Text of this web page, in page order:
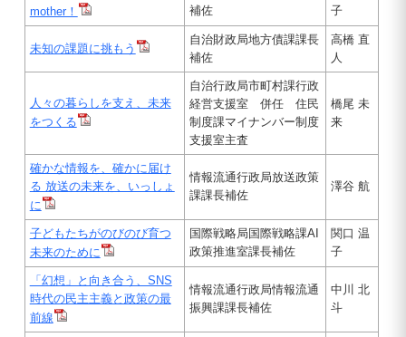
mother！
補佐
子
未知の課題に挑もう
自治財政局地方債課課長
補佐
高橋 直
人
人々の暮らしを支え、未来
をつくる
自治行政局市町村課行政
経営支援室 併任 住民
制度課マイナンバー制度
支援室主査
橋尾 未
来
確かな情報を、確かに届け
る 放送の未来を、いっしょ
に
情報流通行政局放送政策
課課長補佐
澤谷 航
子どもたちがのびのび育つ
未来のために
国際戦略局国際戦略課AI
政策推進室課長補佐
関口 温
子
「幻想」と向き合う、SNS
時代の民主主義と政策の最
前線
情報流通行政局情報流通
振興課課長補佐
中川 北
斗